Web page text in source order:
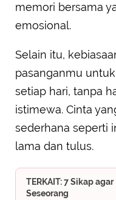
memori bersama
emosional.
Selain itu,
pasanganmu
setiap hari, tanpa
istimewa. Cinta
sederhana seperti
lama dan tulus.
TERKAIT: 7 Sikap
Seseorang